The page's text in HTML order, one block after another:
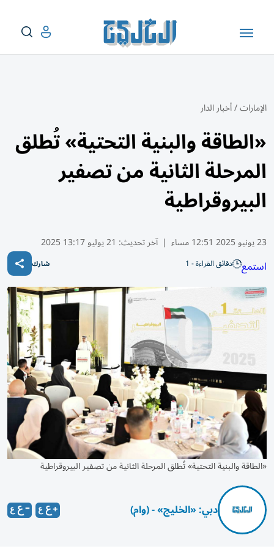
الإمارات/أخبار الدار
«الطاقة والبنية التحتية» تُطلق
المرحلة الثانية من تصفير
البيروقراطية
23 يونيو 2025 12:51 مساء | آخر تحديث: 21 يوليو 13:17 2025
استمع دقائق القراءة - 1 شارك
«الطاقة والبنية التحتية» تُطلق المرحلة الثانية من تصفير البيروقراطية
دبي: «الخليج» - (وام)